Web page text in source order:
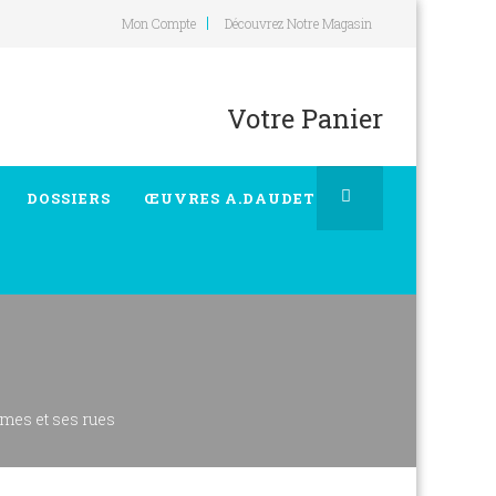
Mon Compte Découvrez Notre Magasin
Votre Panier
DOSSIERS ŒUVRES A.DAUDET
et ses rues